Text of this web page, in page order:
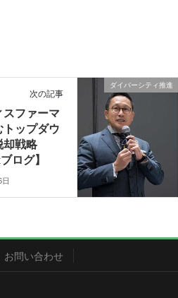
ダイバーシティ推進
次の記事
スファーマ
トップダウ
却戦略
ログ】
お問い合わせ